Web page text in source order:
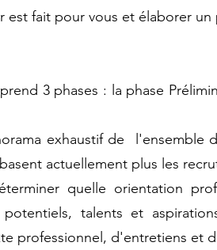
est fait pour vous et élaborer
3 phases : la phase
exhaustif de l'ensemble
actuellement plus les
quelle orientation
talents et
professionnel, d'entretiens et